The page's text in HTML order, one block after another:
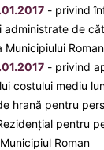
- privind
administrate de
Municipiului Roman
- privind
costului mediu
hrană pentru
pentru
Roman